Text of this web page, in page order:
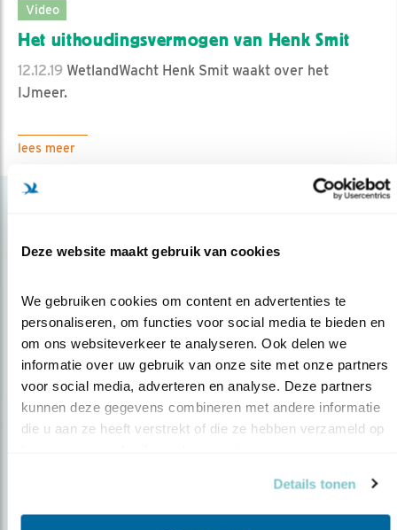
Deze website maakt gebruik van cookies
We gebruiken cookies om content en advertenties te
personaliseren, om functies voor social media te bieden en
om ons websiteverkeer te analyseren. Ook delen we
informatie over uw gebruik van onze site met onze partners
voor social media, adverteren en analyse. Deze partners
kunnen deze gegevens combineren met andere informatie
die u aan ze heeft verstrekt of die ze hebben verzameld op
Details tonen
Video
Het uithoudingsvermogen van Henk Smit
12.12.19 WetlandWacht Henk Smit waakt over het
IJmeer.
lees meer
Op de hoogte blijven?
over vogels en activiteiten van Vogelbescherming.
AANMELDEN VOGELNIEUWS